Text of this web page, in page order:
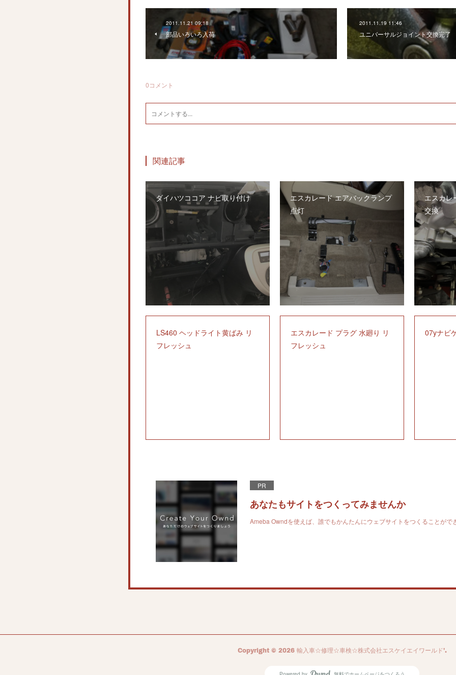
2011.11.21 09:18
部品いろいろ入荷
2011.11.19 11:46
ユニバーサルジョイント交換完了
0コメント
関連記事
ダイハツココア ナビ取り付け
エスカレード エアバックランプ
点灯
エスカレ
交換
LS460 ヘッドライト黄ばみ リ
フレッシュ
エスカレード プラグ 水廻り リ
フレッシュ
07yナビ
PR
あなたもサイトをつくってみませんか
Ameba Owndを使えば、誰でもかんたんにウェブサイトをつくることがで
Copyright © 2026 輸入車☆修理☆車検☆株式会社エスケイエイワールド'.